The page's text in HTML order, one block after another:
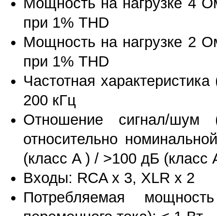
при 1% THD
Мощность на нагрузке 2
при 1% THD
Частотная
200 кГц
Отношение сигнал/
относительно
(класс A ) / >100 дБ (класс
Входы: RCA х 3, XLR х 2
Потребляемая